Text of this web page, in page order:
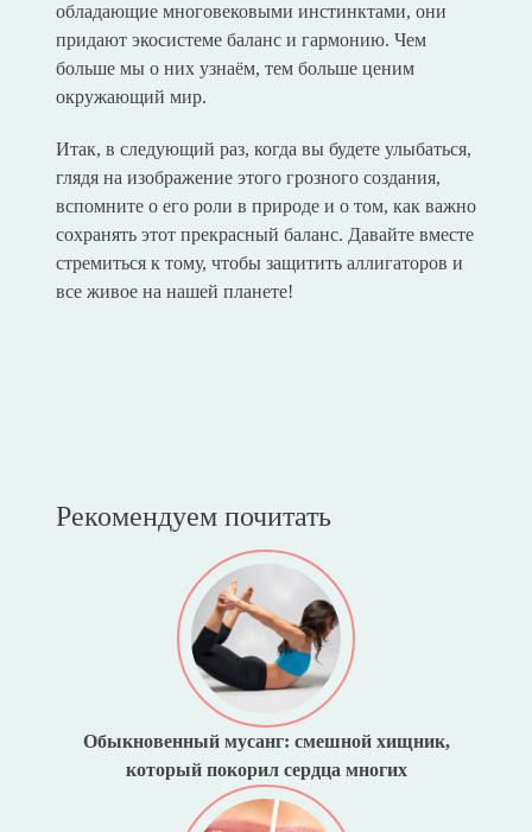
обладающие многовековыми инстинктами, они
придают экосистеме баланс и гармонию. Чем
больше мы о них узнаём, тем больше ценим
окружающий мир.
Итак, в следующий раз, когда вы будете улыбаться,
глядя на изображение этого грозного создания,
вспомните о его роли в природе и о том, как важно
сохранять этот прекрасный баланс. Давайте вместе
стремиться к тому, чтобы защитить аллигаторов и
все живое на нашей планете!
Рекомендуем почитать
Обыкновенный мусанг: смешной хищник,
который покорил сердца многих